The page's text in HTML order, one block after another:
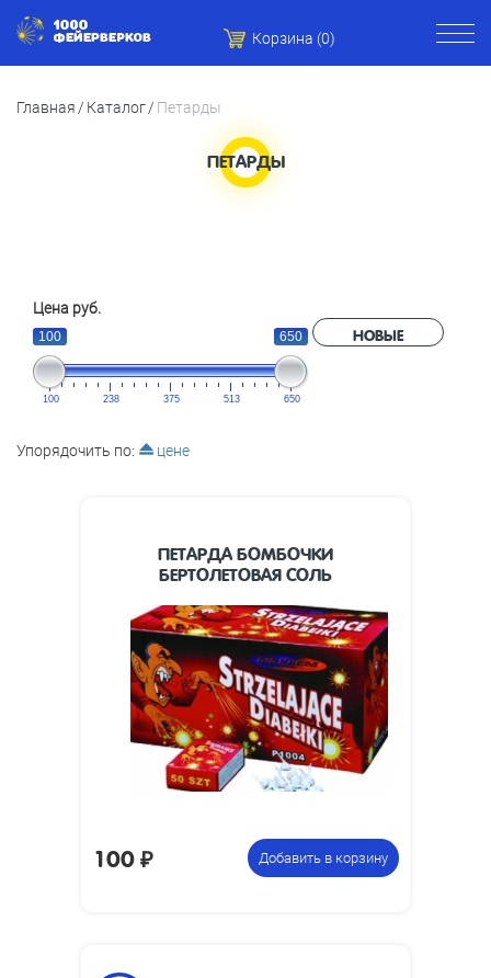
Корзина (0)
Главная Каталог Петарды
ПЕТАРДЫ
Цена руб.
100 650
100 238 375 513 650
НОВЫЕ
Упорядочить по: цене
ПЕТАРДА БОМБОЧКИ
БЕРТОЛЕТОВАЯ СОЛЬ
Цена указана за
фасовку:
Упаковка из 50
чесноков
100₽ Добавить в корзину